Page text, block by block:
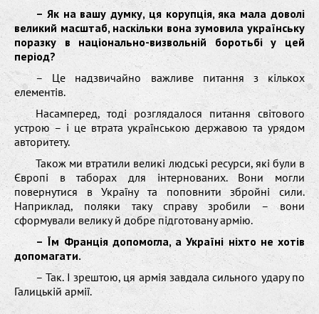
– Як на вашу думку, ця корупція, яка мала доволі
великий масштаб, наскільки вона зумовила українську
поразку в національно-визвольній боротьбі у цей
період?
– Це надзвичайно важливе питання з кількох
елементів.
Насамперед, тоді розглядалося питання світового
устрою – і це втрата українською державою та урядом
авторитету.
Також ми втратили великі людські ресурси, які були в
Європі в таборах для інтернованих. Вони могли
повернутися в Україну та поповнити збройні сили.
Наприклад, поляки таку справу зробили – вони
сформували велику й добре підготовану армію.
– Їм Франція допомогла, а Україні ніхто не хотів
допомагати.
– Так. І зрештою, ця армія завдала сильного удару по
Галицькій армії.